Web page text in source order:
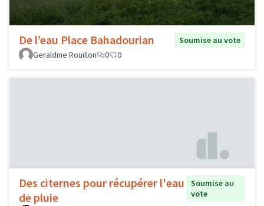
De l’eau Place Bahadourian
Soumise au vote
Geraldine Rouillon
0 0
Des citernes pour récupérer l'eau
de pluie
Soumise au
vote